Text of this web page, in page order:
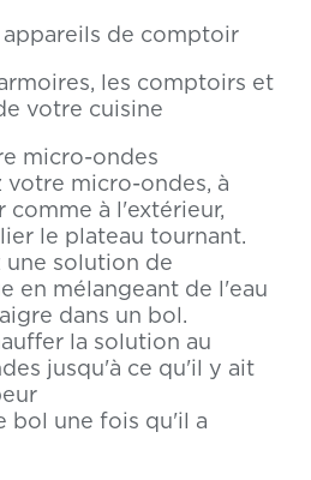
de comptoir
les comptoirs et
votre cuisine
micro-ondes
votre micro-ondes, à
comme à l'extérieur,
le plateau tournant.
une solution de
en mélangeant de l'eau
dans un bol.
la solution au
jusqu'à ce qu'il y ait
bol une fois qu'il a